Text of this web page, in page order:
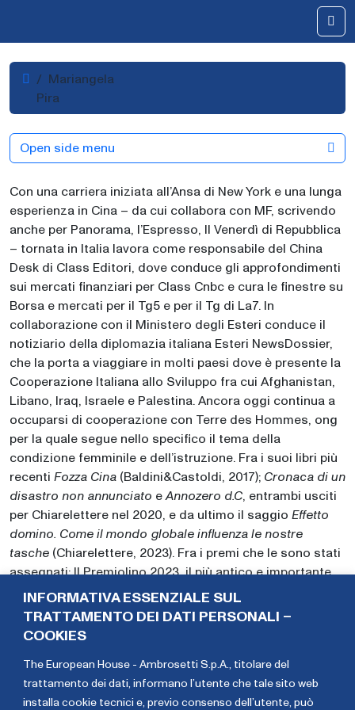
INFORMATIVA ESSENZIALE SUL
TRATTAMENTO DEI DATI PERSONALI –
COOKIES
The European House - Ambrosetti S.p.A., titolare del
trattamento dei dati, informano l’utente che tale sito web
installa cookie tecnici e, previo consenso dell’utente, può
HomeMariangela
Pira
Con una carriera iniziata all’Ansa di New York e una lunga
esperienza in Cina – da cui collabora con MF, scrivendo
anche per Panorama, l’Espresso, Il Venerdì di Repubblica
– tornata in Italia lavora come responsabile del China
Desk di Class Editori, dove conduce gli approfondimenti
sui mercati finanziari per Class Cnbc e cura le finestre su
Borsa e mercati per il Tg5 e per il Tg di La7. In
collaborazione con il Ministero degli Esteri conduce il
notiziario della diplomazia italiana Esteri NewsDossier,
che la porta a viaggiare in molti paesi dove è presente la
Cooperazione Italiana allo Sviluppo fra cui Afghanistan,
Libano, Iraq, Israele e Palestina. Ancora oggi continua a
occuparsi di cooperazione con Terre des Hommes, ong
per la quale segue nello specifico il tema della
condizione femminile e dell’istruzione. Fra i suoi libri più
recenti Fozza Cina (Baldini&Castoldi, 2017); Cronaca di un
disastro non annunciato e Annozero d.C, entrambi usciti
per Chiarelettere nel 2020, e da ultimo il saggio Effetto
domino. Come il mondo globale influenza le nostre
tasche (Chiarelettere, 2023). Fra i premi che le sono stati
assegnati: Il Premiolino 2023, il più antico e importante
riconoscimento dedicato al mondo dell’informazione, e
prima il Premio Amerigo, il Globo per il Giornalismo
nell’ambito del Festival Internazionale della Letteratura
ricevuto dal Parlamento Europeo e News Reminder. Su
Linkedin cura la rubrica #3fattori, con cui la mattina
spiega con linguaggio semplice gli elementi che
Open side menu